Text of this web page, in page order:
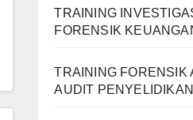
TRAINING
FORENSIK
TRAINING FORENSIK
AUDIT PENYELIDIKAN